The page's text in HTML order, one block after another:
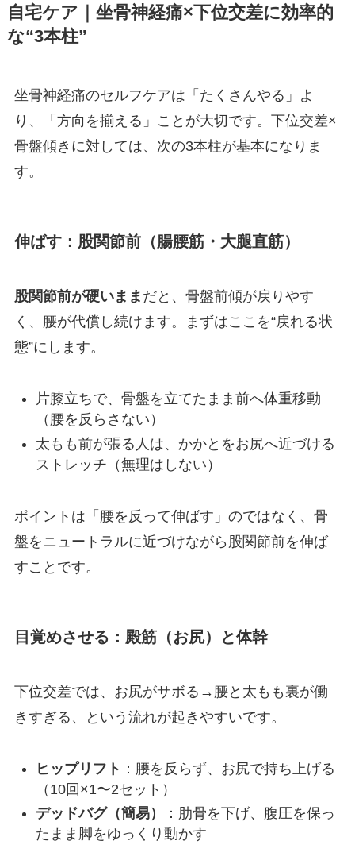
自宅ケア｜坐骨神経痛×下位交差に効率的
な“3本柱”
坐骨神経痛のセルフケアは「たくさんやる」よ
り、「方向を揃える」ことが大切です。下位交差×
骨盤傾きに対しては、次の3本柱が基本になりま
す。
伸ばす：股関節前（腸腰筋・大腿直筋）
股関節前が硬いまま だと、骨盤前傾が戻りやす
く、腰が代償し続けます。まずはここを“戻れる状
態”にします。
片膝立ちで、骨盤を立てたまま前へ体重移動
（腰を反らさない）
太もも前が張る人は、かかとをお尻へ近づける
ストレッチ（無理はしない）
ポイントは「腰を反って伸ばす」のではなく、骨
盤をニュートラルに近づけながら股関節前を伸ば
すことです。
目覚めさせる：殿筋（お尻）と体幹
下位交差では、お尻がサボる→腰と太もも裏が働
きすぎる、という流れが起きやすいです。
ヒップリフト ：腰を反らず、お尻で持ち上げる
（10回×1〜2セット）
デッドバグ（簡易）
：肋骨を下げ、腹圧を保っ
たまま脚をゆっくり動かす